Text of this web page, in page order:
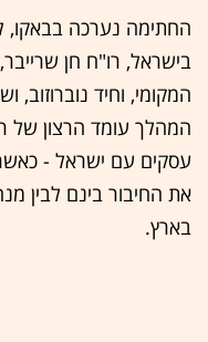
החתימה נערכה בבאקו,
בישראל, רו"ח חן
המקומי, וחיד נוברוזוב,
המהלך עומד הרצון של
עסקים עם ישראל -
את החיבור בינם לבין
בארץ.